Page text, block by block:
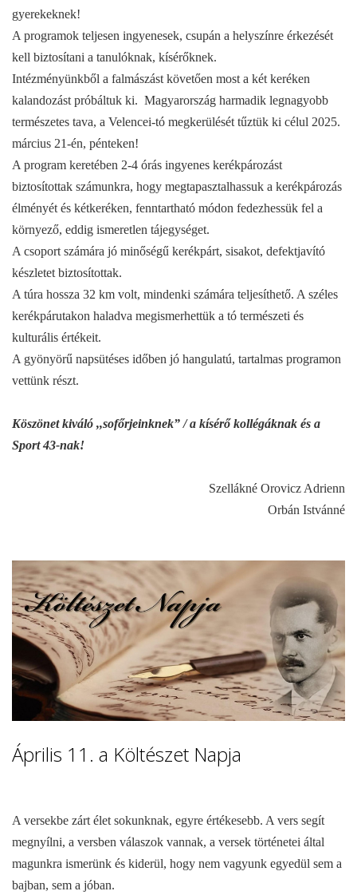
gyerekeknek!
A programok teljesen ingyenesek, csupán a helyszínre érkezését
kell biztosítani a tanulóknak, kísérőknek.
Intézményünkből a falmászást követően most a két keréken
kalandozást próbáltuk ki. Magyarország harmadik legnagyobb
természetes tava, a Velencei-tó megkerülését tűztük ki célul 2025.
március 21-én, pénteken!
A program keretében 2-4 órás ingyenes kerékpározást
biztosítottak számunkra, hogy megtapasztalhassuk a kerékpározás
élményét és kétkeréken, fenntartható módon fedezhessük fel a
környező, eddig ismeretlen tájegységet.
A csoport számára jó minőségű kerékpárt, sisakot, defektjavító
készletet biztosítottak.
A túra hossza 32 km volt, mindenki számára teljesíthető. A széles
kerékpárutakon haladva megismerhettük a tó természeti és
kulturális értékeit.
A gyönyörű napsütéses időben jó hangulatú, tartalmas programon
vettünk részt.
Köszönet kiváló ,,sofőrjeinknek” / a kísérő kollégáknak és a
Sport 43-nak!
Szellákné Orovicz Adrienn
Orbán Istvánné
Április 11. a Költészet Napja
A versekbe zárt élet sokunknak, egyre értékesebb. A vers segít
megnyílni, a versben válaszok vannak, a versek történetei által
magunkra ismerünk és kiderül, hogy nem vagyunk egyedül sem a
bajban, sem a jóban.